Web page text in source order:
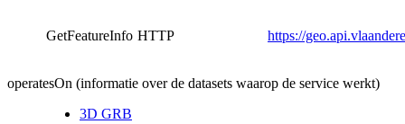
GetFeatureInfo HTTP https://
operatesOn (informatie over de datasets waarop de service werkt)
3D GRB